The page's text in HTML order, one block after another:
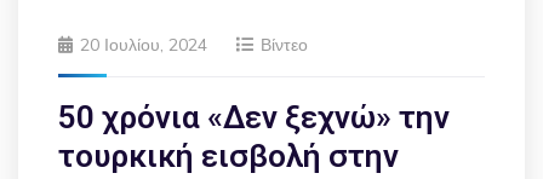
20 Ιουλίου, 2024 Βίντεο
50 χρόνια «Δεν ξεχνώ» την
τουρκική εισβολή στην